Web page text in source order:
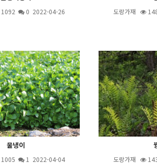
1092 0 2022-04-26 도랑가재
물냉이
1005 1 2022-04-04 도랑가재